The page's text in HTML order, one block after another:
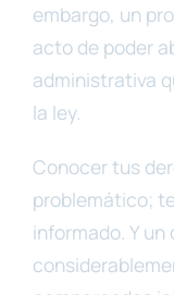
embargo, un
acto de poder
administrativa
la ley.
Conocer tus
problemático;
informado. Y